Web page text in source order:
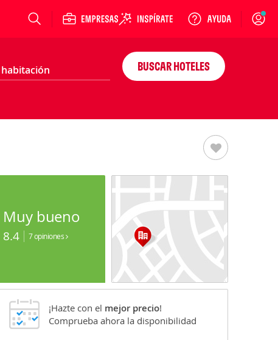
Login
BUSCAR HOTELES
Muy bueno
8.4 7 opiniones
¡Hazte con el mejor precio!
Comprueba ahora la disponibilidad